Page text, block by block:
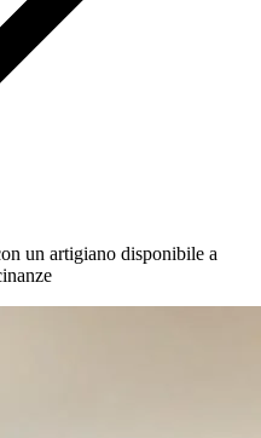
un artigiano disponibile a